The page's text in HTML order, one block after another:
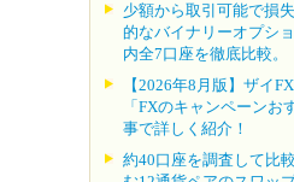
少額から取引可能で損
的なバイナリーオプシ
内全7口座を徹底比較。
【2026年8月版】ザイ
「FXのキャンペーンお
事で詳しく紹介！
約40口座を調査して比